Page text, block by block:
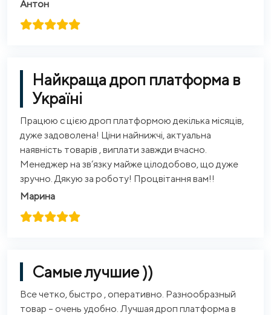
Антон
Найкраща дроп платформа в
Україні
Працюю с цією дроп платформою декілька місяців,
дуже задоволена! Ціни найнижчі, актуальна
наявність товарів , виплати завжди вчасно.
Менеджер на зв‘язку майже цілодобово, що дуже
зручно. Дякую за роботу! Процвітання вам!!
Марина
Самые лучшие ))
Все четко, быстро , оперативно. Разнообразный
товар – очень удобно. Лучшая дроп платформа в